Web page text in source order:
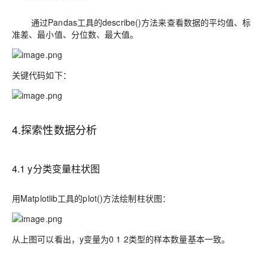
通过Pandas工具的describe()方法来查看数据的平均值、标
准差、最小值、分位数、最大值。
关键代码如下：
4.探索性数据分析
4.1 y分类变量柱状图
用Matplotlib工具的plot()方法绘制柱状图：
从上图可以看出， y变量为0 1 2类型的样本数量基本一致。